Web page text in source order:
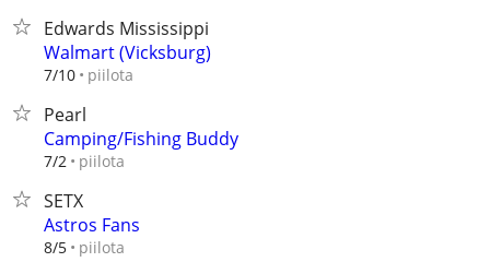
Edwards Mississippi
Walmart (Vicksburg)
7/10 piilota
Pearl
Camping/Fishing Buddy
7/2 piilota
SETX
Astros Fans
8/5 piilota